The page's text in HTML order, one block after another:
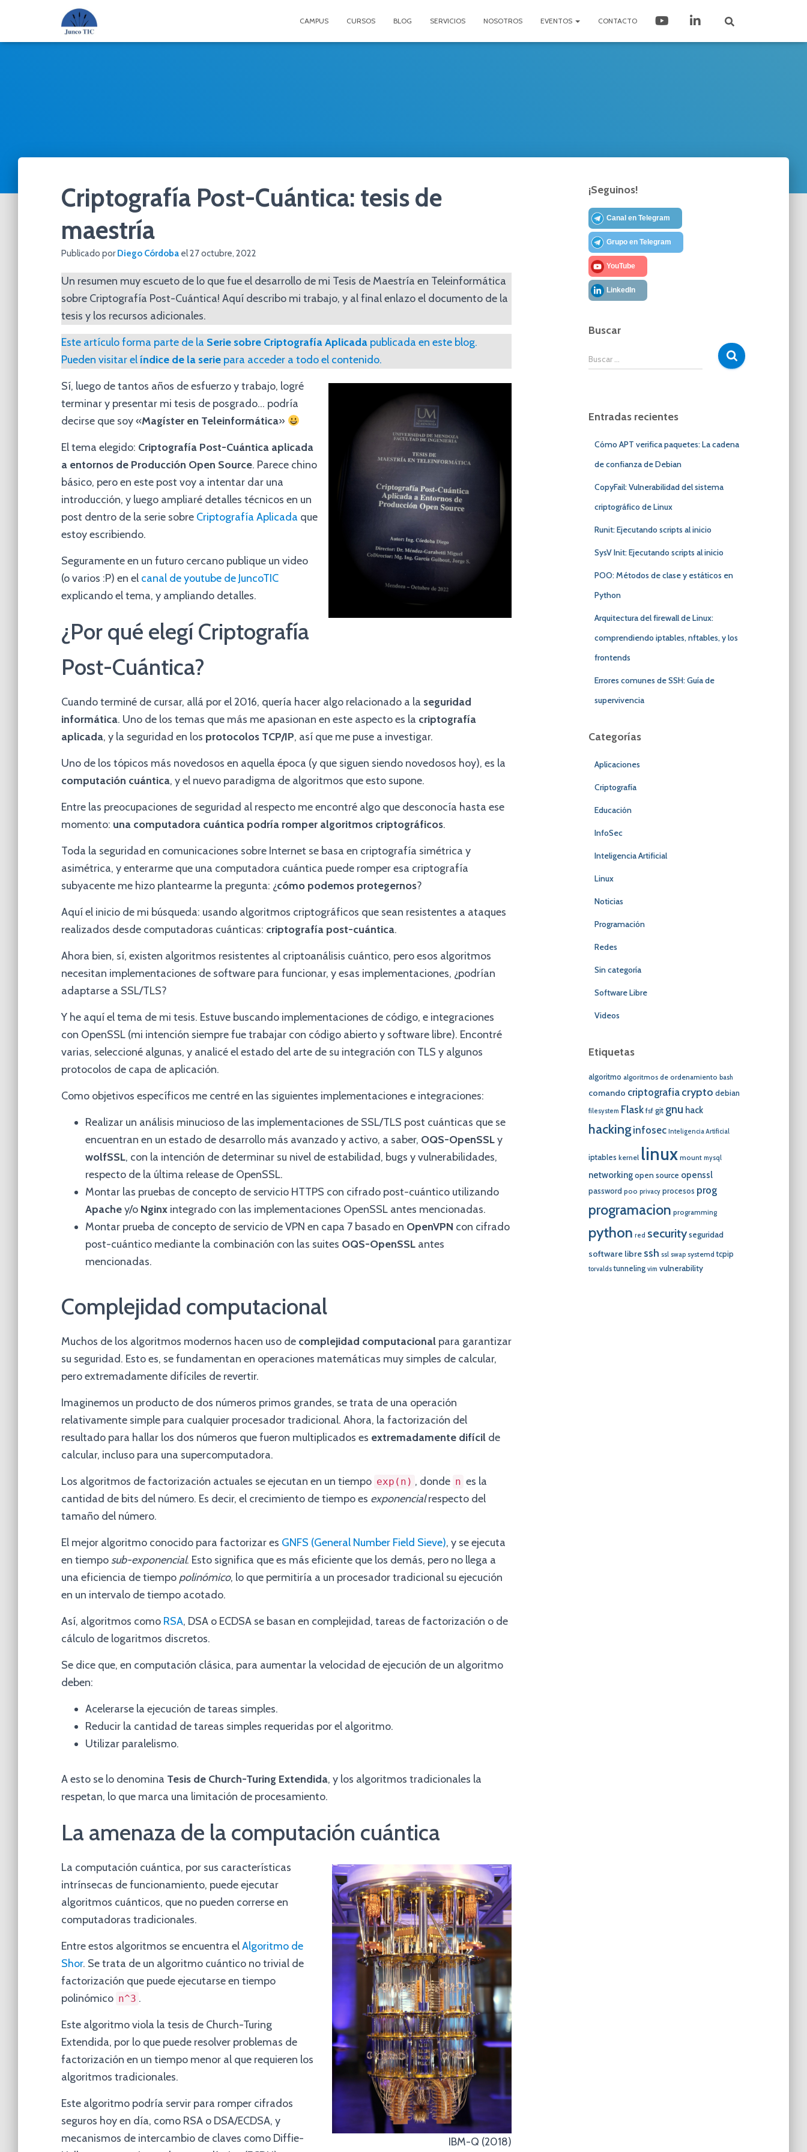
CAMPUS CURSOS BLOG SERVICIOS NOSOTROS EVENTOS CONTACTO
Criptografía Post-Cuántica: tesis de
maestría
Publicado porDiego Córdoba el27 octubre, 2022
Un resumen muy escueto de lo que fue el desarrollo de mi Tesis de Maestría en Teleinformática
sobre Criptografía Post-Cuántica! Aquí describo mi trabajo, y al final enlazo el documento de la
tesis y los recursos adicionales.
Este artículo forma parte de la Serie sobre Criptografía Aplicada publicada en este blog.
Pueden visitar elíndice de la serie para acceder a todo el contenido.
Sí, luego de tantos años de esfuerzo y trabajo, logré
terminar y presentar mi tesis de posgrado… podría
decirse que soy «Magíster en Teleinformática»
El tema elegido: Criptografía Post-Cuántica aplicada
a entornos de Producción Open Source. Parece chino
básico, pero en este post voy a intentar dar una
introducción, y luego ampliaré detalles técnicos en un
post dentro de la serie sobre Criptografía Aplicada que
estoy escribiendo.
Seguramente en un futuro cercano publique un video
(o varios :P) en el canal de youtube de JuncoTIC
explicando el tema, y ampliando detalles.
¿Por qué elegí Criptografía
Post-Cuántica?
Cuando terminé de cursar, allá por el 2016, quería hacer algo relacionado a la seguridad
informática. Uno de los temas que más me apasionan en este aspecto es la criptografía
aplicada, y la seguridad en los protocolos TCP/IP, así que me puse a investigar.
Uno de los tópicos más novedosos en aquella época (y que siguen siendo novedosos hoy), es la
computación cuántica, y el nuevo paradigma de algoritmos que esto supone.
Entre las preocupaciones de seguridad al respecto me encontré algo que desconocía hasta ese
momento: una computadora cuántica podría romper algoritmos criptográficos.
Toda la seguridad en comunicaciones sobre Internet se basa en criptografía simétrica y
asimétrica, y enterarme que una computadora cuántica puede romper esa criptografía
subyacente me hizo plantearme la pregunta: ¿cómo podemos protegernos?
Aquí el inicio de mi búsqueda: usando algoritmos criptográficos que sean resistentes a ataques
realizados desde computadoras cuánticas: criptografía post-cuántica.
Ahora bien, sí, existen algoritmos resistentes al criptoanálisis cuántico, pero esos algoritmos
necesitan implementaciones de software para funcionar, y esas implementaciones, ¿podrían
adaptarse a SSL/TLS?
Y he aquí el tema de mi tesis. Estuve buscando implementaciones de código, e integraciones
con OpenSSL (mi intención siempre fue trabajar con código abierto y software libre). Encontré
varias, seleccioné algunas, y analicé el estado del arte de su integración con TLS y algunos
protocolos de capa de aplicación.
Como objetivos específicos me centré en las siguientes implementaciones e integraciones:
Realizar un análisis minucioso de las implementaciones de SSL/TLS post cuánticas que se
encuentran en un estado de desarrollo más avanzado y activo, a saber, OQS-OpenSSLy
wolfSSL, con la intención de determinar su nivel de estabilidad, bugs y vulnerabilidades,
respecto de la última release de OpenSSL.
Montar las pruebas de concepto de servicio HTTPS con cifrado post-cuántico utilizando
Apachey/o Nginx integrado con las implementaciones OpenSSL antes mencionadas.
Montar prueba de concepto de servicio de VPN en capa 7 basado en OpenVPN con cifrado
post-cuántico mediante la combinación con las suites OQS-OpenSSL antes
mencionadas.
Complejidad computacional
Muchos de los algoritmos modernos hacen uso de complejidad computacional para garantizar
su seguridad. Esto es, se fundamentan en operaciones matemáticas muy simples de calcular,
pero extremadamente difíciles de revertir.
Imaginemos un producto de dos números primos grandes, se trata de una operación
relativamente simple para cualquier procesador tradicional. Ahora, la factorización del
resultado para hallar los dos números que fueron multiplicados es extremadamente difícil de
calcular, incluso para una supercomputadora.
Los algoritmos de factorización actuales se ejecutan en un tiempo exp(n) , donde n es la
cantidad de bits del número. Es decir, el crecimiento de tiempo es exponencialrespecto del
tamaño del número.
El mejor algoritmo conocido para factorizar es GNFS (General Number Field Sieve), y se ejecuta
en tiempo sub-exponencial. Esto significa que es más eficiente que los demás, pero no llega a
una eficiencia de tiempo polinómico, lo que permitiría a un procesador tradicional su ejecución
en un intervalo de tiempo acotado.
Así, algoritmos como RSA, DSA o ECDSA se basan en complejidad, tareas de factorización o de
cálculo de logaritmos discretos.
Se dice que, en computación clásica, para aumentar la velocidad de ejecución de un algoritmo
deben:
Acelerarse la ejecución de tareas simples.
Reducir la cantidad de tareas simples requeridas por el algoritmo.
Utilizar paralelismo.
A esto se lo denomina Tesis de Church-Turing Extendida, y los algoritmos tradicionales la
respetan, lo que marca una limitación de procesamiento.
La amenaza de la computación cuántica
IBM-Q (2018)
La computación cuántica, por sus características
intrínsecas de funcionamiento, puede ejecutar
algoritmos cuánticos, que no pueden correrse en
computadoras tradicionales.
Entre estos algoritmos se encuentra elAlgoritmo de
Shor. Se trata de un algoritmo cuántico no trivial de
factorización que puede ejecutarse en tiempo
polinómico n^3 .
Este algoritmo viola la tesis de Church-Turing
Extendida, por lo que puede resolver problemas de
factorización en un tiempo menor al que requieren los
algoritmos tradicionales.
Este algoritmo podría servir para romper cifrados
seguros hoy en día, como RSA o DSA/ECDSA, y
mecanismos de intercambio de claves como Diffie-
¡Seguinos!
Canal en Telegram
Grupo en Telegram
YouTube
LinkedIn
Buscar
B
u
r
Buscar …
Entradas recientes
Cómo APT verifica paquetes: La cadena
de confianza de Debian
CopyFail: Vulnerabilidad del sistema
criptográfico de Linux
Runit: Ejecutando scripts al inicio
SysV Init: Ejecutando scripts al inicio
POO: Métodos de clase y estáticos en
Python
Arquitectura del firewall de Linux:
comprendiendo iptables, nftables, y los
frontends
Errores comunes de SSH: Guía de
supervivencia
Categorías
Aplicaciones
Criptografía
Educación
InfoSec
Inteligencia Artificial
Linux
Noticias
Programación
Redes
Sin categoría
Software Libre
Videos
Etiquetas
algoritmo algoritmos de ordenamiento bash
comando criptografia crypto debian
filesystem Flask fsf git gnu hack
hacking infosec Inteligencia Artificial
iptables kernel linux mount mysql
networking open source openssl
password poo privacy procesos prog
programacion programming
python red security seguridad
software libre ssh ssl swap systemd tcpip
torvalds tunneling vim vulnerability